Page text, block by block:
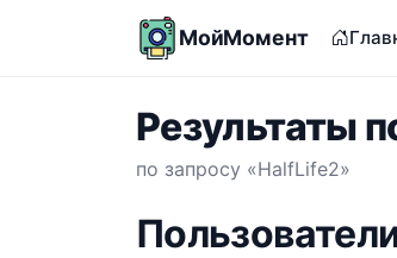
МойМомент
Результаты
по запросу «HalfLife2»